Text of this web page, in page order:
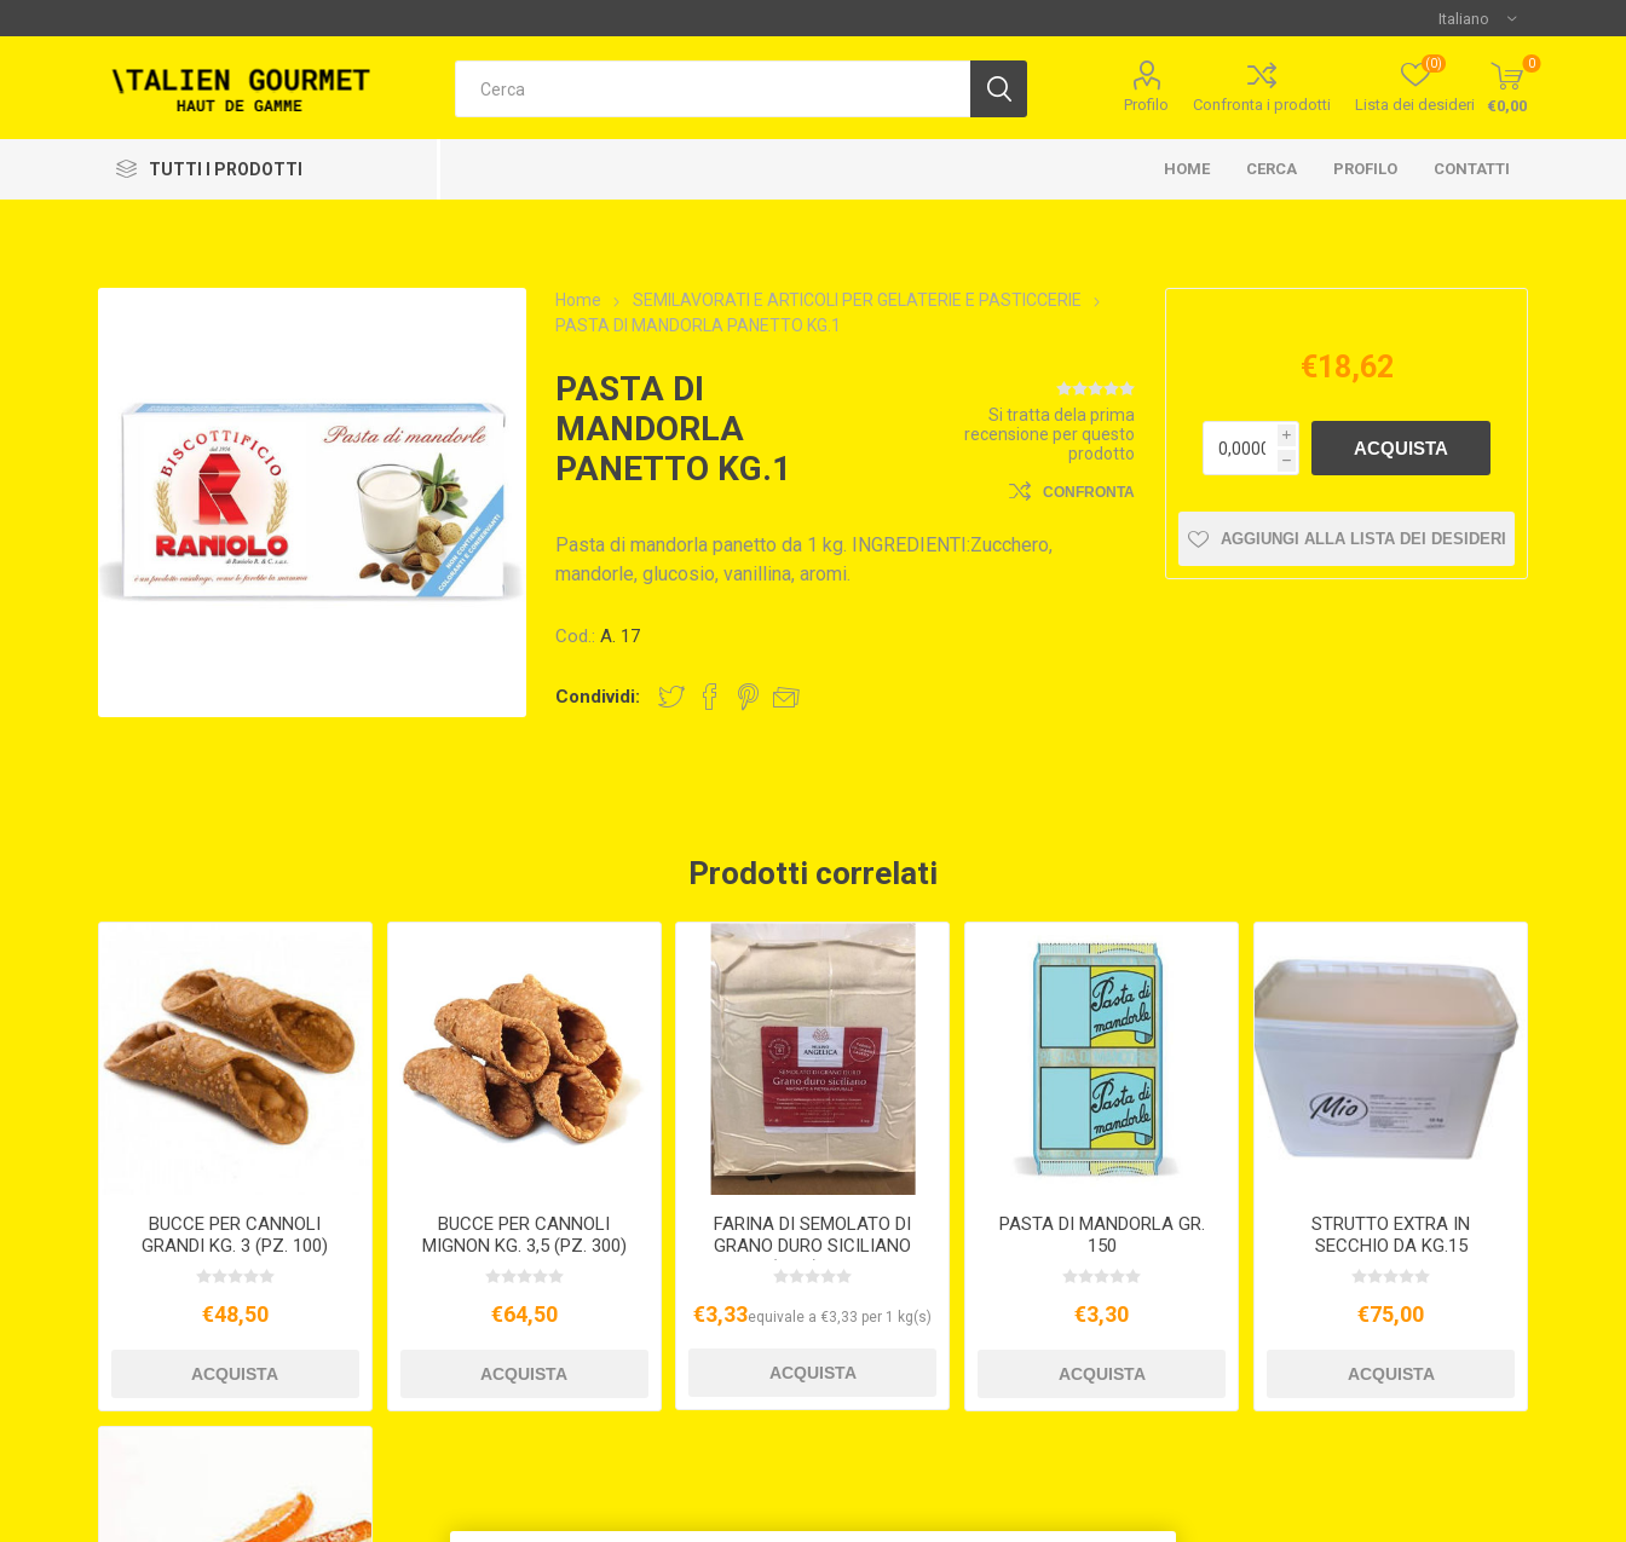
Profilo Confronta i prodotti Lista dei desideri
(0) 0
€0,00
TUTTI I PRODOTTI HOME CERCA PROFILO CONTATTI
Home
SEMILAVORATI E ARTICOLI PER GELATERIE E PASTICCERIE
PASTA DI MANDORLA PANETTO KG.1
PASTA DI
MANDORLA
PANETTO KG.1
Si tratta dela prima
recensione per questo
prodotto
CONFRONTA
Pasta di mandorla panetto da 1 kg. INGREDIENTI:Zucchero,
mandorle, glucosio, vanillina, aromi.
Cod.: A. 17
Condividi:
€18,62
i
h
AGGIUNGI ALLA LISTA DEI DESIDERI
Prodotti correlati
BUCCE PER CANNOLI
GRANDI KG. 3 (PZ. 100)
€48,50
BUCCE PER CANNOLI
MIGNON KG. 3,5 (PZ. 300)
€64,50
FARINA DI SEMOLATO DI
GRANO DURO SICILIANO
(KG.5) S/V
€3,33equivale a €3,33 per 1 kg(s)
PASTA DI MANDORLA GR.
150
€3,30
STRUTTO EXTRA IN
SECCHIO DA KG.15
€75,00